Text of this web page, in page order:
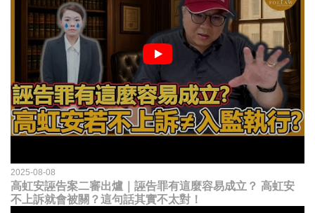
2025-08-08
高虹安誣告案二審出爐｜誣告罪有這麼容易成立？ 高虹安
不上訴就會被關？這句話其實不太對！